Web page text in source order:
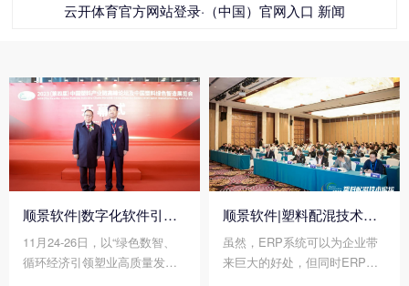
云开体育官方网站登录·（中国）官网入口 新闻
顺景软件|数字化软件引领新材料产业绿色智造新篇章
11月24-26日，以“绿色数智、
循环经济引领塑业高质量发
顺景软件|塑料配混技术论坛上展示数字化的力量
虽然，ERP系统可以为企业带
来巨大的好处，但同时ERP系